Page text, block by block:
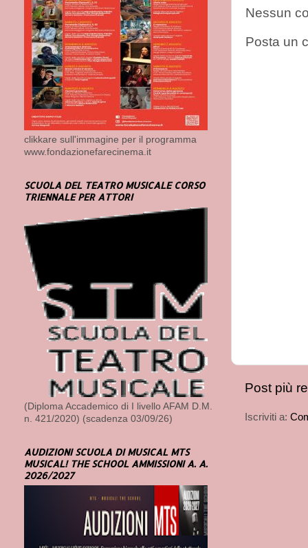
Nessun
Posta un
Post più
Iscriviti a:
clikkare sull'immagine per il programma
www.fondazionefarecinema.it
SCUOLA DEL TEATRO MUSICALE CORSO
TRIENNALE PER ATTORI
(Diploma Accademico di I livello AFAM D.M.
n. 421/2020) (scadenza 03/09/26)
AUDIZIONI SCUOLA DI MUSICAL MTS
MUSICAL! THE SCHOOL AMMISSIONI A. A.
2026/2027